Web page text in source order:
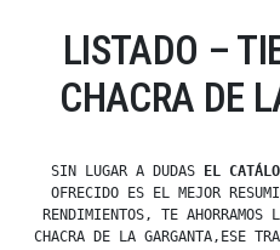
LISTADO –
CHACRA DE
SIN LUGAR A DUDAS EL
OFRECIDO ES EL MEJOR
RENDIMIENTOS, TE
CHACRA DE LA GARGANTA,ESE